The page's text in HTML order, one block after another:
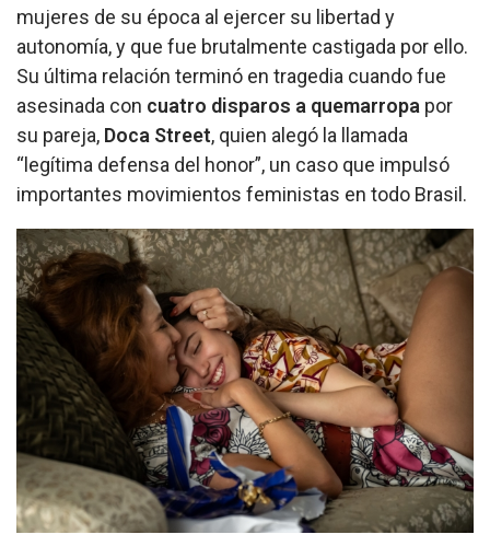
mujeres de su época al ejercer su libertad y
autonomía, y que fue brutalmente castigada por ello.
Su última relación terminó en tragedia cuando fue
asesinada con cuatro disparos a quemarropa por
su pareja, Doca Street, quien alegó la llamada
“legítima defensa del honor”, un caso que impulsó
importantes movimientos feministas en todo Brasil.